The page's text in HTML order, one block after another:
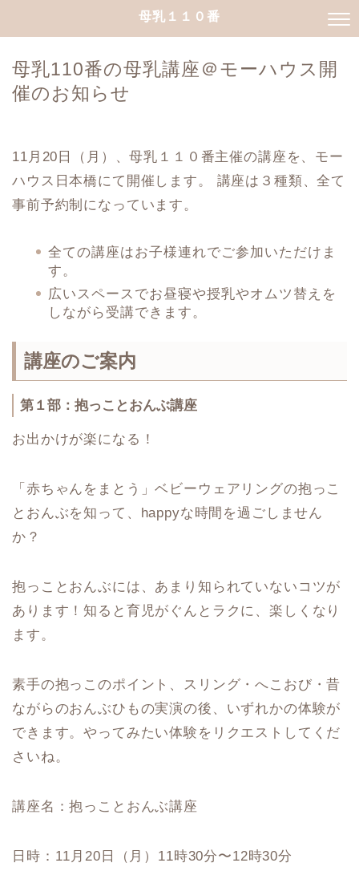
母乳１１０番
母乳110番の母乳講座＠モーハウス開
催のお知らせ
11月20日（月）、母乳１１０番主催の講座を、モー
ハウス日本橋にて開催します。 講座は３種類、全て
事前予約制になっています。
全ての講座はお子様連れでご参加いただけま
す。
広いスペースでお昼寝や授乳やオムツ替えを
しながら受講できます。
講座のご案内
第１部：抱っことおんぶ講座
お出かけが楽になる！
「赤ちゃんをまとう」ベビーウェアリングの抱っこ
とおんぶを知って、happyな時間を過ごしません
か？
抱っことおんぶには、あまり知られていないコツが
あります！知ると育児がぐんとラクに、楽しくなり
ます。
素手の抱っこのポイント、スリング・へこおび・昔
ながらのおんぶひもの実演の後、いずれかの体験が
できます。やってみたい体験をリクエストしてくだ
さいね。
講座名：抱っことおんぶ講座
日時：11月20日（月）11時30分〜12時30分